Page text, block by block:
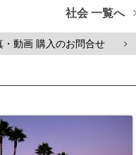
社会 一覧へ
・動画 購入のお問合せ >